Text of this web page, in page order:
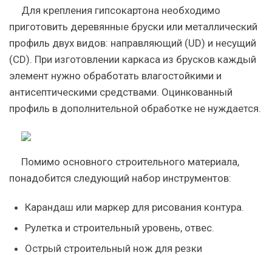
Для крепления гипсокартона необходимо
приготовить деревянные бруски или металлический
профиль двух видов: направляющий (UD) и несущий
(CD). При изготовлении каркаса из брусков каждый
элемент нужно обработать влагостойкими и
антисептическими средствами. Оцинкованный
профиль в дополнительной обработке не нуждается.
Помимо основного строительного материала,
понадобится следующий набор инструментов:
Карандаш или маркер для рисования контура.
Рулетка и строительный уровень, отвес.
Острый строительный нож для резки